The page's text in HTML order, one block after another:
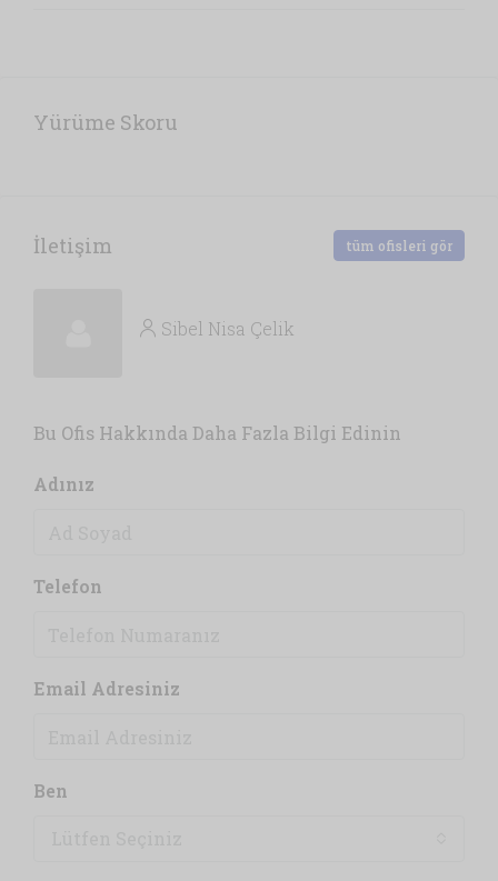
Yürüme Skoru
İletişim tüm ofisleri gör
Sibel Nisa Çelik
Bu Ofis Hakkında Daha Fazla Bilgi Edinin
Adınız
Telefon
Email Adresiniz
Ben